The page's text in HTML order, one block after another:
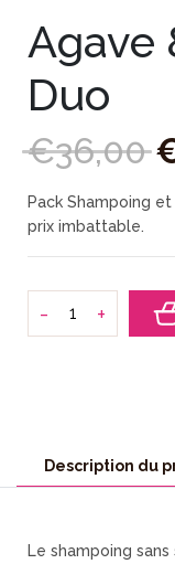
Agave
Duo
€36,00
Pack Shampoing
prix imbattable.
+
-
Description du
Le shampoing